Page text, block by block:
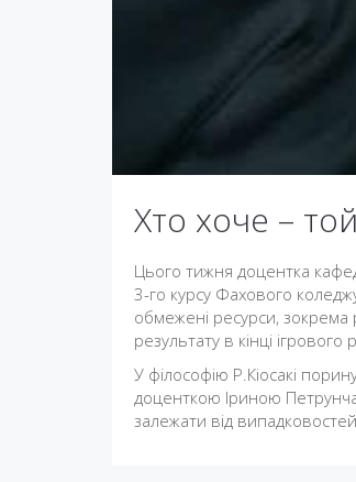
Хто хоче –
Цього тижня доцентка
3-го курсу Фахового
обмежені ресурси, зокрема
результату в кінці ігрового
У філософію Р.Кіосакі
доценткою Іриною
залежати від